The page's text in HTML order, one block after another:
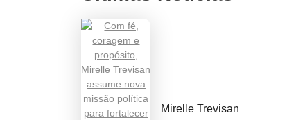
Mirelle Trevisan